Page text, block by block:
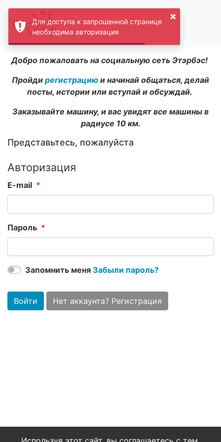
Добро пожаловать на социальную сеть Этэрбэс!
Пройди регистрацию и начинай общаться, делай
посты, истории или вступай и обсуждай.
Заказывайте машину, и вас увидят все машины в
радиусе 10 км.
Представьтесь, пожалуйста
Авторизация
E-mail
Пароль
Запомнить меня Забыли пароль?
Войти Нет аккаунта? Регистрация
×
Для доступа к запрошенной странице
необходима авторизация